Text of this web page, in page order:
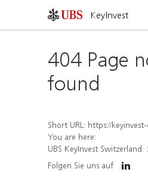
KeyInvest
404 Page
found
Short URL: https://keyinvest-ch.ubs.com/
You are here:
UBS KeyInvest Switzerland
Folgen Sie uns auf